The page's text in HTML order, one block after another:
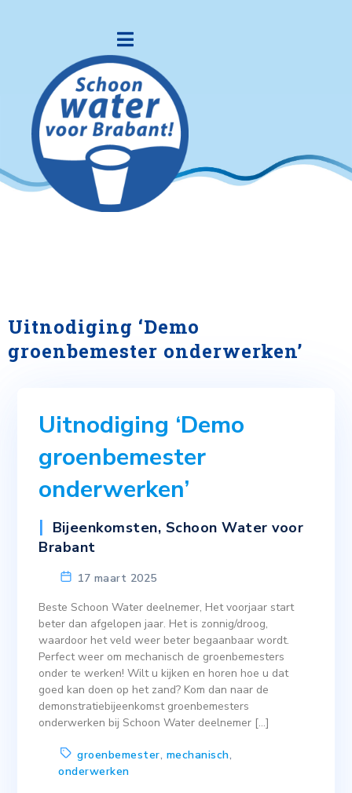
Uitnodiging ‘Demo
groenbemester onderwerken’
Uitnodiging ‘Demo
groenbemester
onderwerken’
Bijeenkomsten, Schoon Water voor
Brabant
17 maart 2025
Beste Schoon Water deelnemer, Het voorjaar start
beter dan afgelopen jaar. Het is zonnig/droog,
waardoor het veld weer beter begaanbaar wordt.
Perfect weer om mechanisch de groenbemesters
onder te werken! Wilt u kijken en horen hoe u dat
goed kan doen op het zand? Kom dan naar de
demonstratiebijeenkomst groenbemesters
onderwerken bij Schoon Water deelnemer […]
groenbemester, mechanisch,
onderwerken